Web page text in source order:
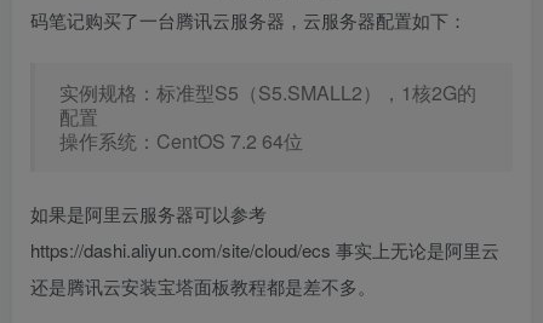
码笔记购买了一台腾讯云服务器，云服务器配置如下：
实例规格：标准型S5（S5.SMALL2），1核2G的
配置
操作系统：CentOS 7.2 64位
如果是阿里云服务器可以参考
https://dashi.aliyun.com/site/cloud/ecs 事实上无论是阿里云
还是腾讯云安装宝塔面板教程都是差不多。